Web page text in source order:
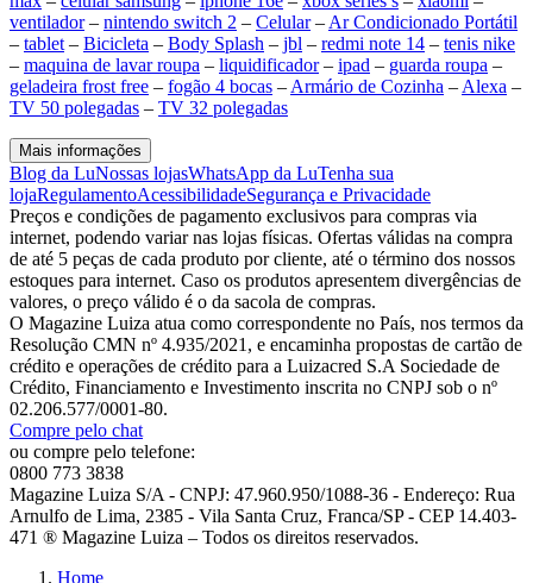
ventilador– nintendo switch 2 – Celular– Ar Condicionado Portátil
– tablet – Bicicleta – Body Splash – jbl – redmi note 14 – tenis nike
– maquina de lavar roupa – liquidificador– ipad – guarda roupa –
geladeira frost free – fogão 4 bocas – Armário de Cozinha – Alexa –
TV 50 polegadas – TV 32 polegadas
Mais informações
Blog da LuNossas lojasWhatsApp da LuTenha sua
lojaRegulamentoAcessibilidadeSegurança e Privacidade
Preços e condições de pagamento exclusivos para compras via
internet, podendo variar nas lojas físicas. Ofertas válidas na compra
de até 5 peças de cada produto por cliente, até o término dos nossos
estoques para internet. Caso os produtos apresentem divergências de
valores, o preço válido é o da sacola de compras.
O Magazine Luiza atua como correspondente no País, nos termos da
Resolução CMN nº 4.935/2021, e encaminha propostas de cartão de
crédito e operações de crédito para a Luizacred S.A Sociedade de
Crédito, Financiamento e Investimento inscrita no CNPJ sob o nº
02.206.577/0001-80.
Compre pelo chat
ou compre pelo telefone:
0800 773 3838
Magazine Luiza S/A - CNPJ: 47.960.950/1088-36 - Endereço: Rua
Arnulfo de Lima, 2385 - Vila Santa Cruz, Franca/SP - CEP 14.403-
471 ® Magazine Luiza – Todos os direitos reservados.
Home